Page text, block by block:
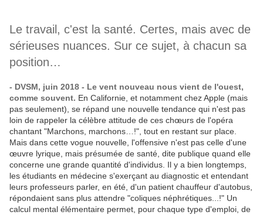
Le travail, c'est la santé. Certes, mais avec de
sérieuses nuances. Sur ce sujet, à chacun sa
position…
- DVSM, juin 2018 - Le vent nouveau nous vient de l'ouest,
comme souvent. En Californie, et notamment chez Apple (mais
pas seulement), se répand une nouvelle tendance qui n'est pas
loin de rappeler la célèbre attitude de ces chœurs de l'opéra
chantant "Marchons, marchons…!", tout en restant sur place.
Mais dans cette vogue nouvelle, l'offensive n'est pas celle d'une
œuvre lyrique, mais présumée de santé, dite publique quand elle
concerne une grande quantité d'individus. Il y a bien longtemps,
les étudiants en médecine s'exerçant au diagnostic et entendant
leurs professeurs parler, en été, d'un patient chauffeur d'autobus,
répondaient sans plus attendre "coliques néphrétiques...!" Un
calcul mental élémentaire permet, pour chaque type d'emploi, de